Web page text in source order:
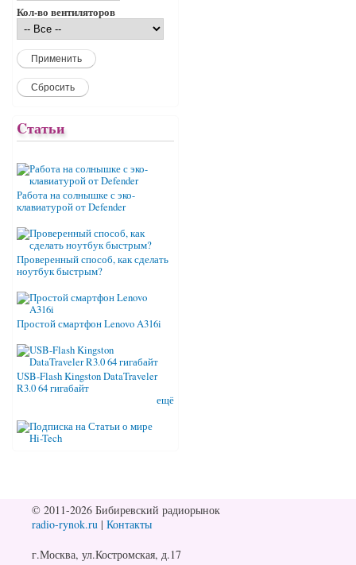
Кол-во вентиляторов
Cтатьи
Работа на солнышке с эко-
клавиатурой от Defender
Проверенный способ, как сделать
ноутбук быстрым?
Простой смартфон Lenovo A316i
USB-Flash Kingston DataTraveler
R3.0 64 гигабайт
ещё
© 2011-2026 Бибиревский радиорынок
radio-rynok.ru | Контакты
г.Москва, ул.Костромская, д.17